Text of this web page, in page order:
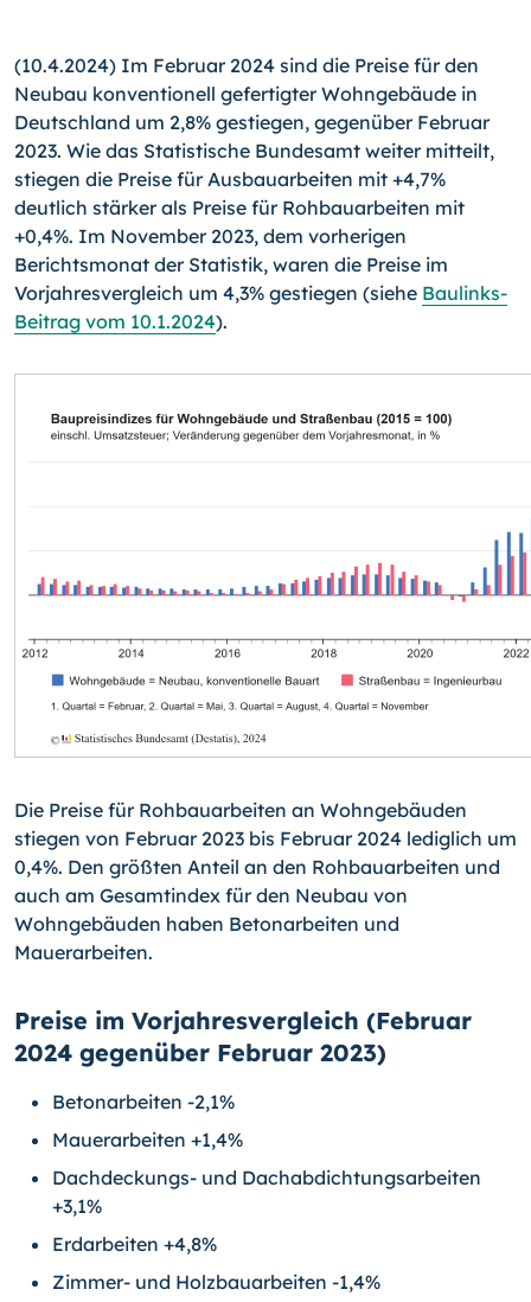
(10.4.2024) Im Februar 2024 sind die Preise für den
Neubau konventionell gefertigter Wohngebäude in
Deutschland um 2,8% gestiegen, gegenüber Februar
2023. Wie das Statistische Bundesamt weiter mitteilt,
stiegen die Preise für Ausbauarbeiten mit +4,7%
deutlich stärker als Preise für Rohbauarbeiten mit
+0,4%. Im November 2023, dem vorherigen
Berichtsmonat der Statistik, waren die Preise im
Vorjahresvergleich um 4,3% gestiegen (siehe Baulinks-
Beitrag vom 10.1.2024).
Die Preise für Rohbauarbeiten an Wohngebäuden
stiegen von Februar 2023 bis Februar 2024 lediglich um
0,4%. Den größten Anteil an den Rohbauarbeiten und
auch am Gesamtindex für den Neubau von
Wohngebäuden haben Betonarbeiten und
Mauerarbeiten.
Preise im Vorjahresvergleich (Februar
2024 gegenüber Februar 2023)
Betonarbeiten -2,1%
Mauerarbeiten +1,4%
Dachdeckungs- und Dachabdichtungsarbeiten
+3,1%
Erdarbeiten +4,8%
Zimmer- und Holzbauarbeiten -1,4%